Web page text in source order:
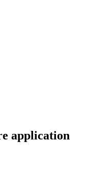
application